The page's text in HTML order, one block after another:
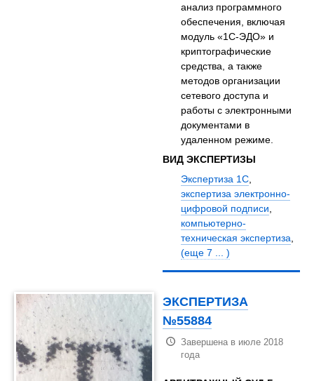
анализ программного
обеспечения, включая
модуль «1С-ЭДО» и
криптографические
средства, а также
методов организации
сетевого доступа и
работы с электронными
документами в
удаленном режиме.
ВИД ЭКСПЕРТИЗЫ
Экспертиза 1С,
экспертиза электронно-
цифровой подписи,
компьютерно-
техническая экспертиза,
(еще 7 ... )
ЭКСПЕРТИЗА
№55884
Завершена в июле 2018
года